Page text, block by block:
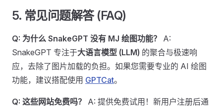
5. 常见问题解答 (FAQ)
Q: 为什么 SnakeGPT 没有 MJ 绘图功能？
A:
SnakeGPT 专注于大语言模型 (LLM) 的聚合与极速响
应，去除了图片加载的负担。如果您需要专业的 AI 绘图
功能，建议搭配使用 GPTCat。
Q: 这些网站免费吗？
A: 提供免费试用！新用户注册后通